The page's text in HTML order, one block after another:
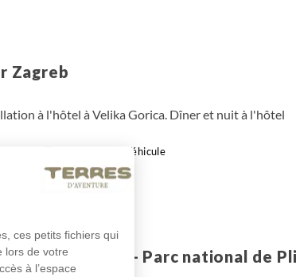
ces petits fichiers qui
lors de votre
à l’espace
Zagreb
à l'hôtel à Velika Gorica. Dîner et nuit à l'hôtel
Véhicule
de Zagreb - Parc national de